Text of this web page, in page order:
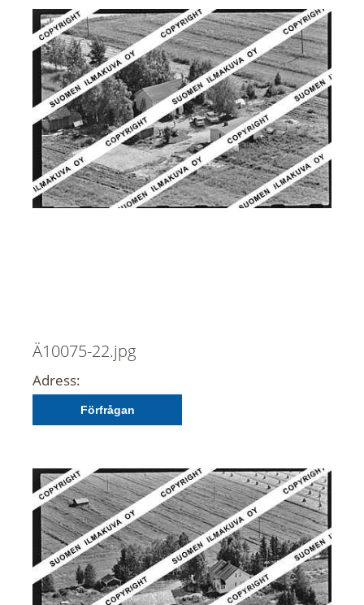
Ä10075-22.jpg
Adress:
Förfrågan